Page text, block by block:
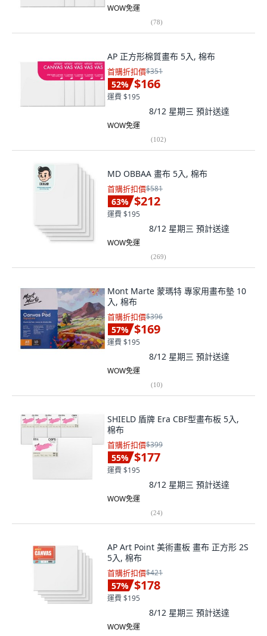
WOW免運
(78)
AP 正方形棉質畫布 5入, 棉布
首購折扣價$351
52% $166
運費 $195
8/12 星期三 預計送達
WOW免運
(102)
MD OBBAA 畫布 5入, 棉布
首購折扣價$581
63% $212
運費 $195
8/12 星期三 預計送達
WOW免運
(269)
Mont Marte 蒙瑪特 專家用畫布墊 10
入, 棉布
首購折扣價$396
57% $169
運費 $195
8/12 星期三 預計送達
WOW免運
(10)
SHIELD 盾牌 Era CBF型畫布板 5入,
棉布
首購折扣價$399
55% $177
運費 $195
8/12 星期三 預計送達
WOW免運
(24)
AP Art Point 美術畫板 畫布 正方形 2S
5入, 棉布
首購折扣價$421
57% $178
運費 $195
8/12 星期三 預計送達
WOW免運